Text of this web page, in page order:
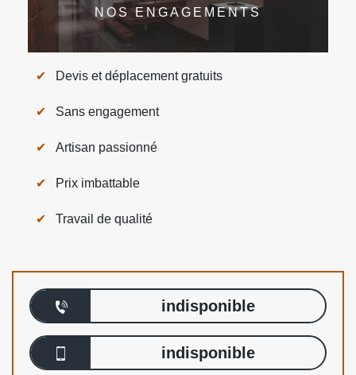
NOS ENGAGEMENTS
Devis et déplacement gratuits
Sans engagement
Artisan passionné
Prix imbattable
Travail de qualité
indisponible
indisponible